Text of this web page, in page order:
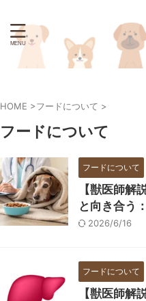
HOME >フードについて >
フードについて
フードについて
【獣医師解
と向き合う
2026/6/16
フードについて
【獣医師解